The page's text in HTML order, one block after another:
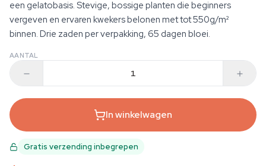
een gelatobasis. Stevige, bossige planten die beginners
vergeven en ervaren kwekers belonen met tot 550g/m²
binnen. Drie zaden per verpakking, 65 dagen bloei.
AANTAL
In winkelwagen
Gratis verzending inbegrepen